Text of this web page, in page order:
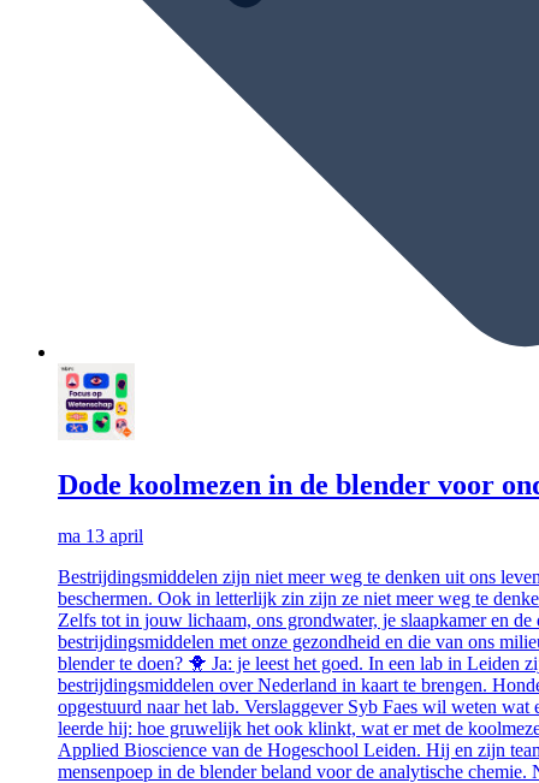
Dode koolmezen in de blender voor
ma 13 april
Bestrijdingsmiddelen zijn niet meer weg te denken uit ons
beschermen. Ook in letterlijk zin zijn ze niet meer weg te
Zelfs tot in jouw lichaam, ons grondwater, je slaapkamer en
bestrijdingsmiddelen met onze gezondheid en die van ons
blender te doen? 🐥 Ja: je leest het goed. In een lab in Leiden
bestrijdingsmiddelen over Nederland in kaart te brengen.
opgestuurd naar het lab. Verslaggever Syb Faes wil weten
leerde hij: hoe gruwelijk het ook klinkt, wat er met de
Applied Bioscience van de Hogeschool Leiden. Hij en zijn
mensenpoep in de blender beland voor de analytische